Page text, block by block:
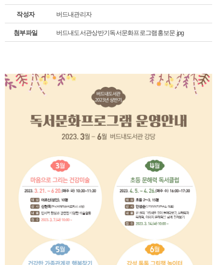
작성자 버드내관리자
첨부파일 버드내도서관상반기독서문화프로그램홍보문.jpg